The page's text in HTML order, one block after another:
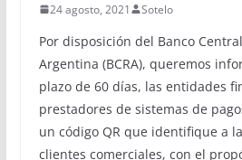
24 agosto, 2021 Sotelo
Por disposición del Banco
Argentina (BCRA), queremos
plazo de 60 días, las entidades
prestadores de sistemas de
un código QR que identifique a
clientes comerciales, con el